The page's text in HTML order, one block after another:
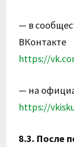
— в
ВКонтакте
https://
— на
https://
8.3. После